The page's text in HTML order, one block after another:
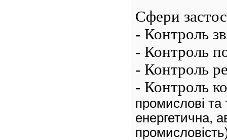
Сфери
- Контроль
- Контроль
- Контроль
- Контроль
промислові та
енергетична,